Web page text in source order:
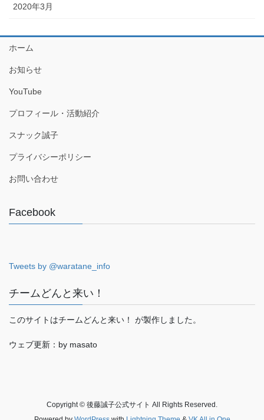
2020年3月
ホーム
お知らせ
YouTube
プロフィール・活動紹介
スナック誠子
プライバシーポリシー
お問い合わせ
Facebook
Tweets by @waratane_info
チームどんと来い！
このサイトはチームどんと来い！ が製作しました。
ウェブ更新：by masato
Copyright © 後藤誠子公式サイト All Rights Reserved.